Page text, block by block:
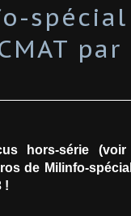
spécial
hors-série
de Milinfo-
!